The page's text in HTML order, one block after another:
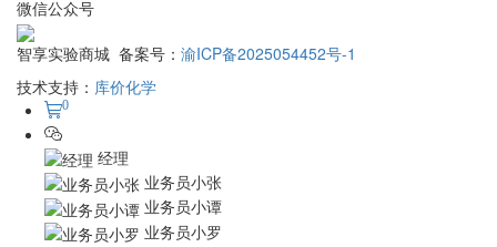
(Myc-DDK-tagged) - Mouse cDNA clone MGC:68320
IMAGE:4193319
会员价请登录
(Myc-DDK-tagged) - Mouse cDNA clone MGC:73610
IMAGE:639130